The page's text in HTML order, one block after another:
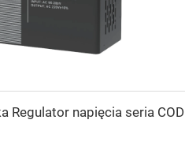
Regulator napięcia seria COD